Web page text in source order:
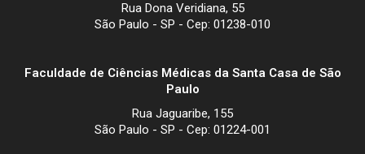
Rua Dona Veridiana, 55
São Paulo - SP - Cep: 01238-010
Faculdade de Ciências Médicas da Santa Casa de São
Paulo
Rua Jaguaribe, 155
São Paulo - SP - Cep: 01224-001